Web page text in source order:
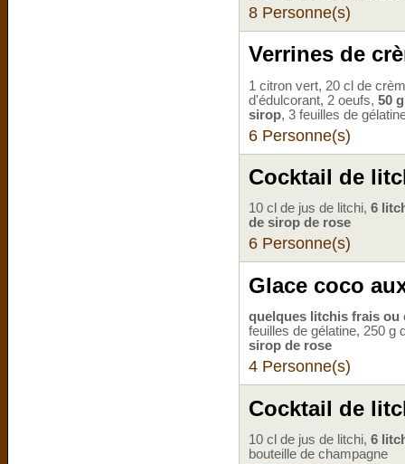
8 Personne(s)
Verrines de
1 citron vert, 20 cl de
d'édulcorant, 2 oeufs, 50
sirop, 3 feuilles de
6 Personne(s)
Cocktail de
10 cl de jus de litchi, 6
de sirop de rose
6 Personne(s)
Glace coco
quelques litchis frais ou
feuilles de gélatine, 250 g
sirop de rose
4 Personne(s)
Cocktail de
10 cl de jus de litchi, 6
bouteille de champagne